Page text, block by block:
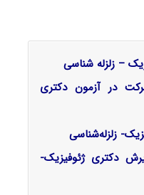
– زلزله شناسی
در آزمون دکتری
زلزله‌شناسی
دکتری ژئوفیزیک-